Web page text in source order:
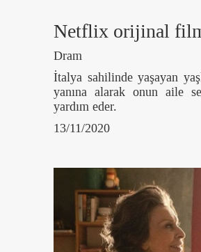
Netflix orijinal
Dram
İtalya sahilinde yaşayan
yanına alarak onun aile
yardım eder.
13/11/2020